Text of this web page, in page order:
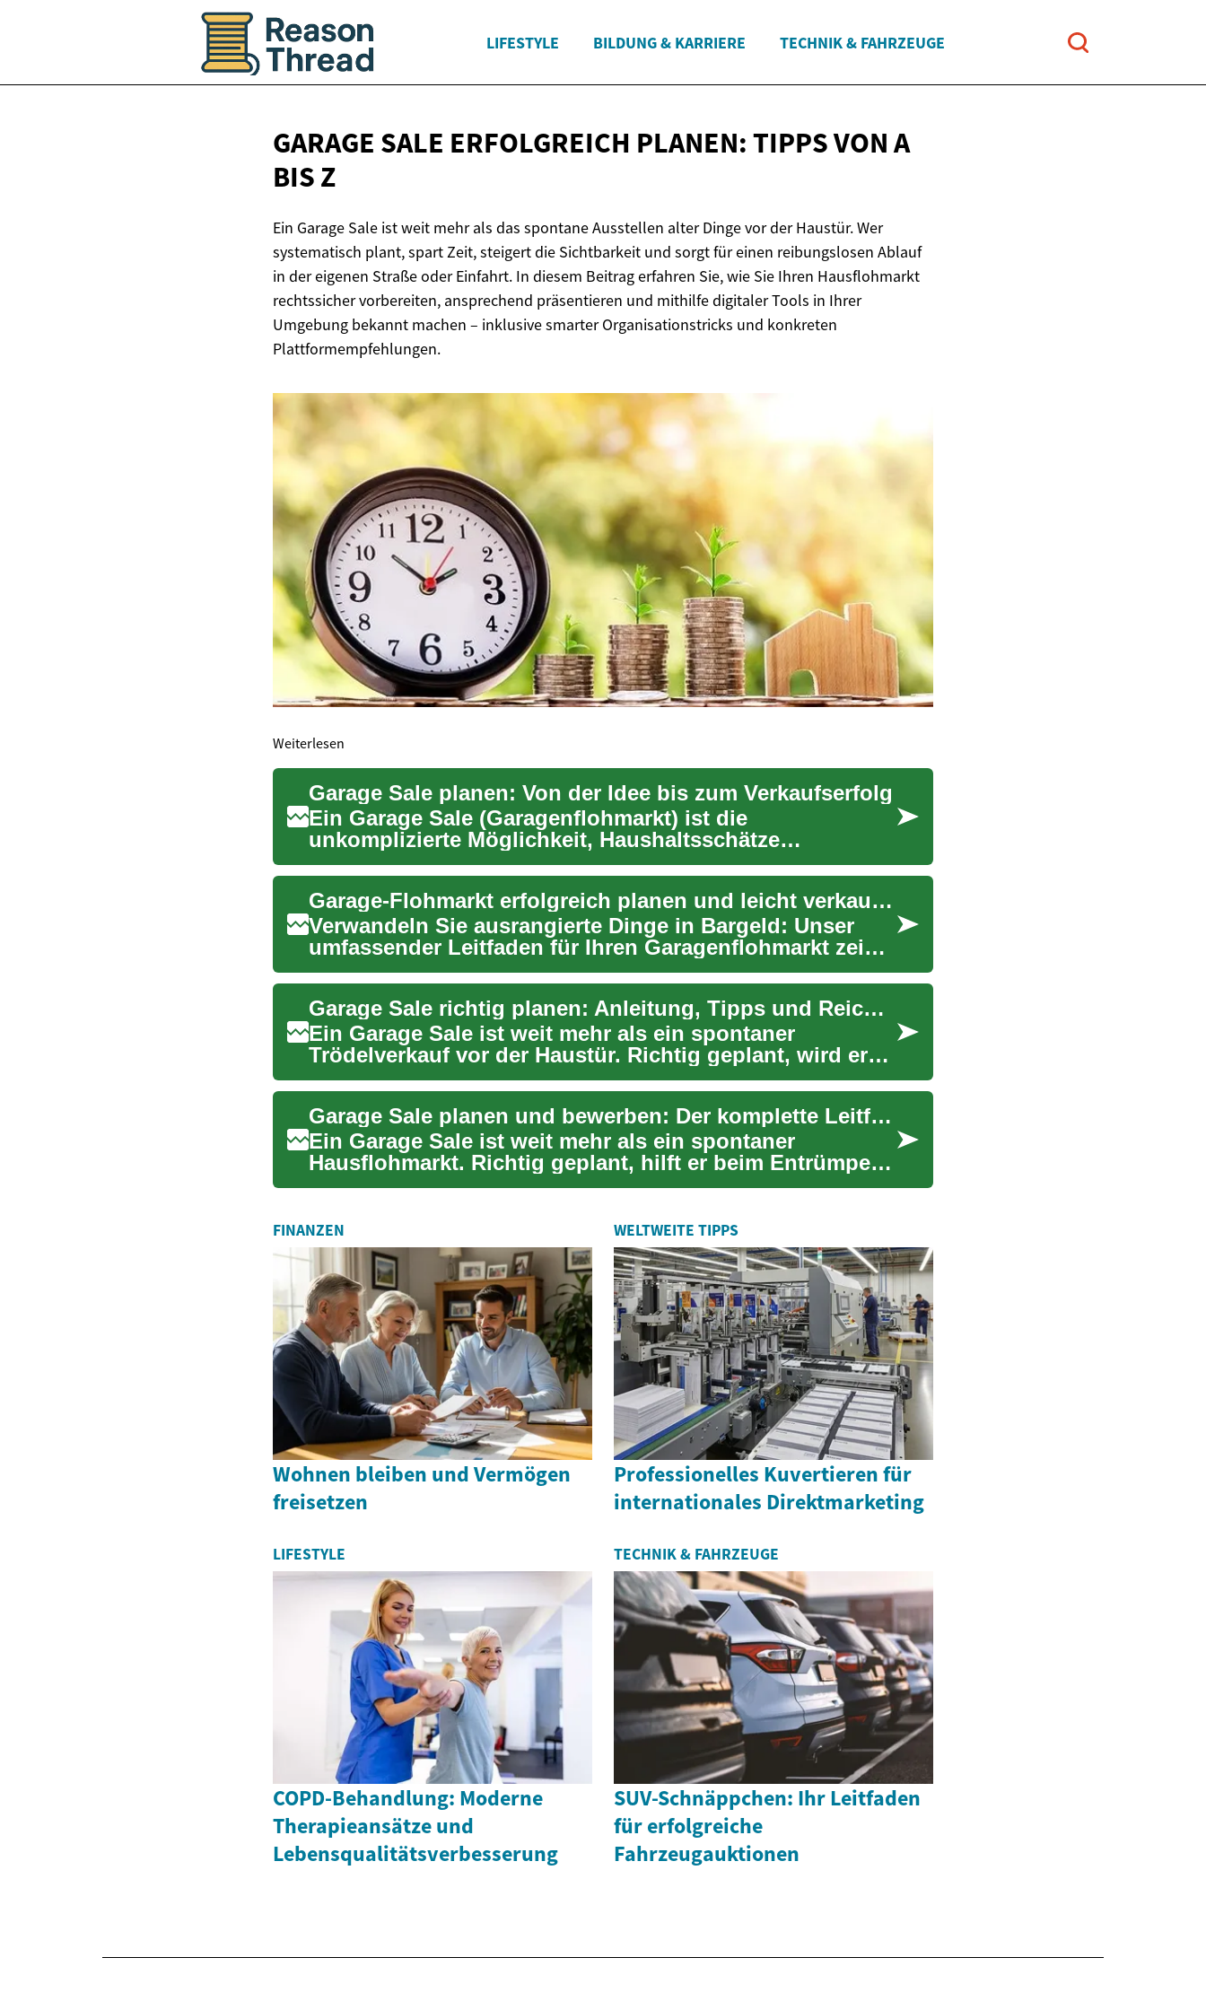
LIFESTYLE BILDUNG & KARRIERE TECHNIK & FAHRZEUGE
GARAGE SALE ERFOLGREICH PLANEN: TIPPS VON A
BIS Z
Ein Garage Sale ist weit mehr als das spontane Ausstellen alter Dinge vor der Haustür. Wer
systematisch plant, spart Zeit, steigert die Sichtbarkeit und sorgt für einen reibungslosen Ablauf
in der eigenen Straße oder Einfahrt. In diesem Beitrag erfahren Sie, wie Sie Ihren Hausflohmarkt
rechtssicher vorbereiten, ansprechend präsentieren und mithilfe digitaler Tools in Ihrer
Umgebung bekannt machen – inklusive smarter Organisationstricks und konkreten
Plattformempfehlungen.
Weiterlesen
Garage Sale planen: Von der Idee bis zum Verkaufserfolg
Ein Garage Sale (Garagenflohmarkt) ist die
unkomplizierte Möglichkeit, Haushaltsschätze
weiterzugeben, Platz zu schaf...
Garage-Flohmarkt erfolgreich planen und leicht verkaufen
Verwandeln Sie ausrangierte Dinge in Bargeld: Unser
umfassender Leitfaden für Ihren Garagenflohmarkt zeigt
praxisnahe...
Garage Sale richtig planen: Anleitung, Tipps und Reichweite
Ein Garage Sale ist weit mehr als ein spontaner
Trödelverkauf vor der Haustür. Richtig geplant, wird er
zum lokalen E...
Garage Sale planen und bewerben: Der komplette Leitfaden
Ein Garage Sale ist weit mehr als ein spontaner
Hausflohmarkt. Richtig geplant, hilft er beim Entrümpeln,
bringt Geld...
FINANZEN
Wohnen bleiben und Vermögen
freisetzen
WELTWEITE TIPPS
Professionelles Kuvertieren für
internationales Direktmarketing
LIFESTYLE
COPD-Behandlung: Moderne
Therapieansätze und
Lebensqualitätsverbesserung
TECHNIK & FAHRZEUGE
SUV-Schnäppchen: Ihr Leitfaden
für erfolgreiche
Fahrzeugauktionen